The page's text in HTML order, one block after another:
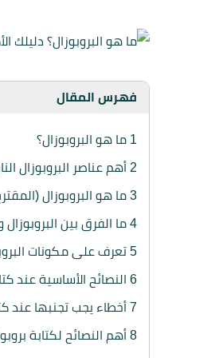
فهرس المقال
1 ما هو البروبوزال؟
2 أهم عناصر البروبوزال
3 ما هو البروبوزال
4 ما الفرق بين
5 تعرف على مكونات
6 النصائح الأساسية عند
7 أخطاء يجب تجنبها عند
8 أهم النصائح لكتابة